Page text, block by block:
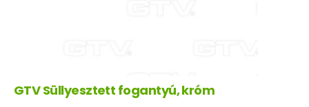
GTV Süllyesztett fogantyú, króm